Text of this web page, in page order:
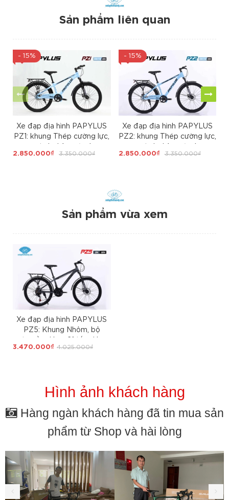
Sản phẩm liên quan
- 15%
Xe đạp địa hình PAPYLUS
PZ1: khung Thép cường lực,
khung, Bánh 24, Ngon - Rẻ
2.850.000₫ 3.350.000₫
- 15%
Xe đạp địa hình PAPYLUS
PZ2: khung Thép cường lực,
khung, Bánh 26, Ngon - Rẻ
2.850.000₫ 3.350.000₫
Sản phẩm vừa xem
Xe đạp địa hình PAPYLUS
PZ5: Khung Nhôm, bộ
phanh đĩa, Bánh 24, Quá
3.470.000₫ 4.025.000₫
Hình ảnh khách hàng
Hàng ngàn khách hàng đã tin mua sản
phẩm từ Shop và hài lòng